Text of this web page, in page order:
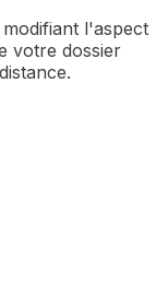
l'aspect
votre dossier